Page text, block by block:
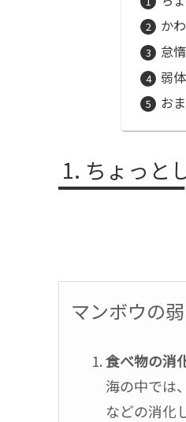
か
怠
弱
お
ちょっと
マンボウの
食べ物の消
海の中では
などの消化